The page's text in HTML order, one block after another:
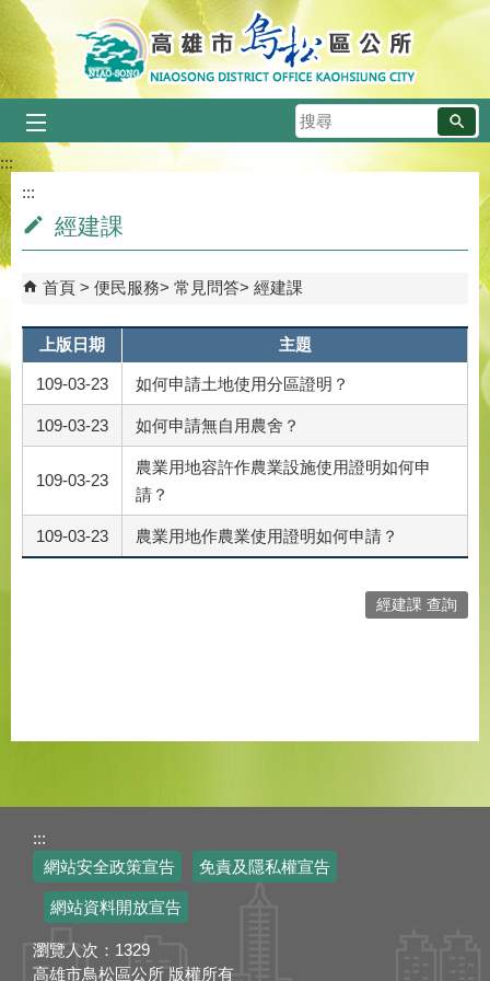
跳到主要內容區塊
搜
尋
:::
:::
經建課
首頁 便民服務 常見問答 經建課
上版日期 主題
109-03-23 如何申請土地使用分區證明？
109-03-23 如何申請無自用農舍？
109-03-23
農業用地容許作農業設施使用證明如何申
請？
109-03-23 農業用地作農業使用證明如何申請？
經建課 查詢
:::
網站安全政策宣告
免責及隱私權宣告
網站資料開放宣告
瀏覽人次： 1329
高雄市鳥松區公所 版權所有